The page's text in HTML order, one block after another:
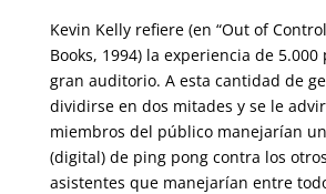
Kevin Kelly refiere (en “Out of
Books, 1994) la expe­riencia de
gran auditorio. A esta cantidad de
dividirse en dos mitades y se le
miembros del público manejarían
(digital) de ping pong contra los
asistentes que manejarían entre